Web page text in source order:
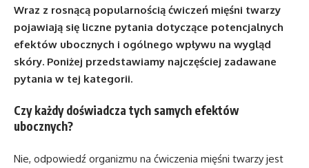
Wraz z rosnącą popularnością ćwiczeń mięśni twarzy
pojawiają się liczne pytania dotyczące potencjalnych
efektów ubocznych i ogólnego wpływu na wygląd
skóry. Poniżej przedstawiamy najczęściej zadawane
pytania w tej kategorii.
Czy każdy doświadcza tych samych efektów
ubocznych?
Nie, odpowiedź organizmu na ćwiczenia mięśni twarzy jest